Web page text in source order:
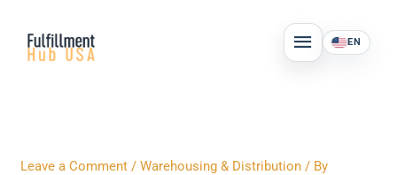
content
MAIN
MENU
EN
Leave a Comment /Warehousing & Distribution / By